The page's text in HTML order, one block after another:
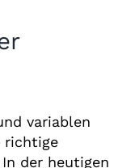
variablen
richtige
der heutigen